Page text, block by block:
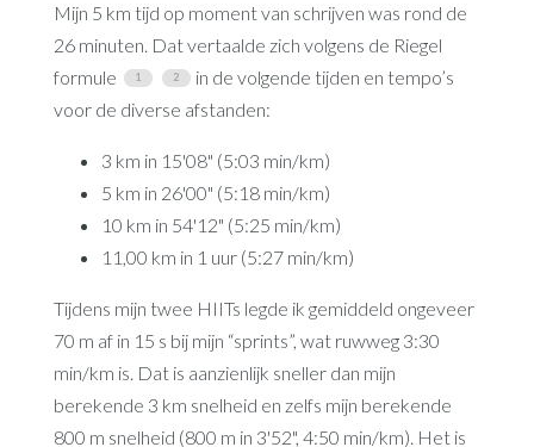
Mijn 5 km tijd op moment van schrijven was rond de
26 minuten. Dat vertaalde zich volgens de Riegel
formule
in de volgende tijden en tempo’s
voor de diverse afstanden:
3 km in 15'08" (5:03 min/km)
5 km in 26'00" (5:18 min/km)
10 km in 54'12" (5:25 min/km)
11,00 km in 1 uur (5:27 min/km)
Tijdens mijn twee HIITs legde ik gemiddeld ongeveer
70 m af in 15 s bij mijn “sprints”, wat ruwweg 3:30
min/km is. Dat is aanzienlijk sneller dan mijn
berekende 3 km snelheid en zelfs mijn berekende
800 m snelheid (800 m in 3'52", 4:50 min/km). Het is